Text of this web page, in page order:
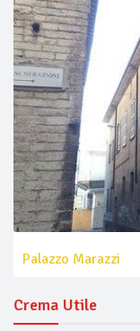
Palazzo Marazzi
Crema Utile